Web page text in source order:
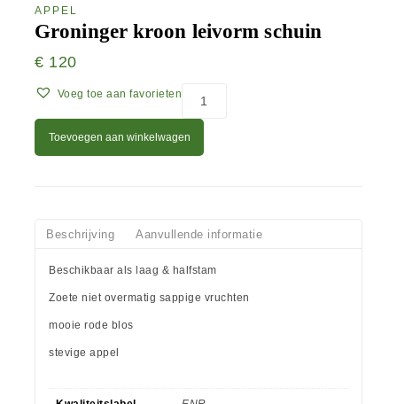
APPEL
Groninger kroon leivorm schuin
€ 120
Voeg toe aan favorieten
Toevoegen aan winkelwagen
Beschrijving Aanvullende informatie
Beschikbaar als laag & halfstam
Zoete niet overmatig sappige vruchten
mooie rode blos
stevige appel